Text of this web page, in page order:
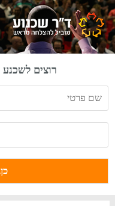
Skip
to
main
Skip
to
primary
Skip
to
footer
רוצים